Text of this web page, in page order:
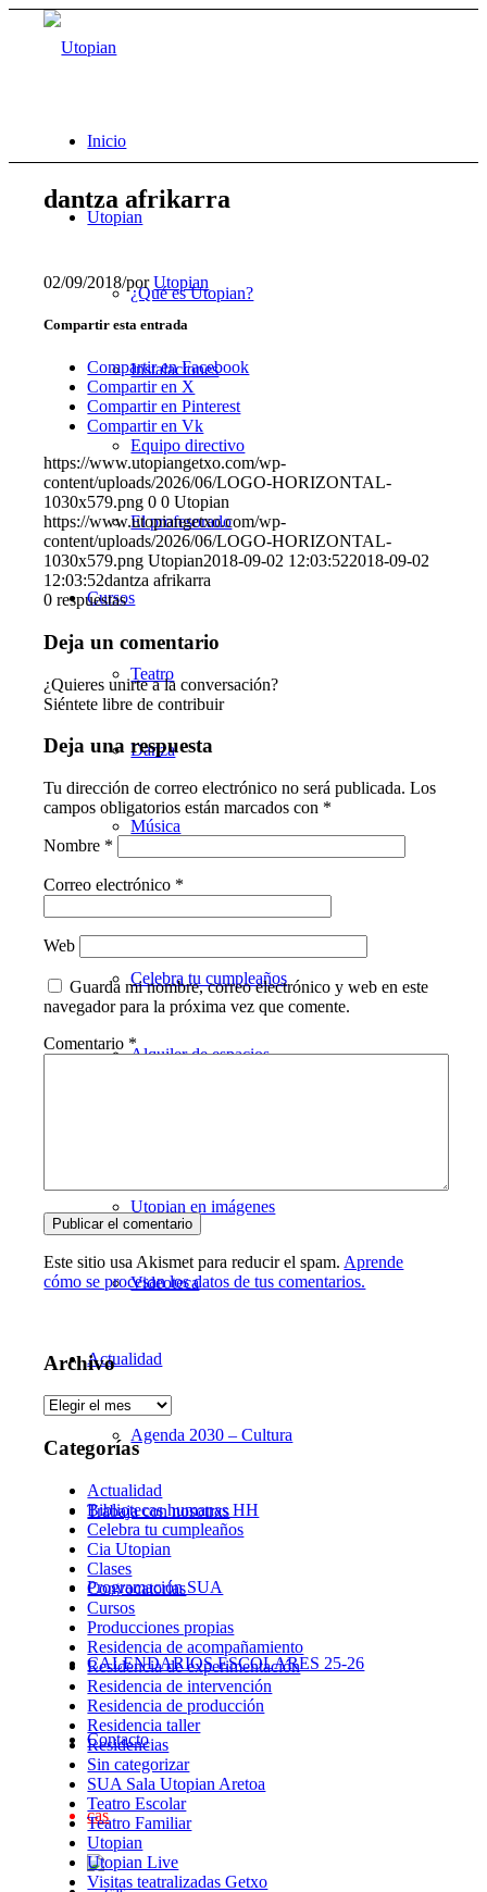
Inicio
Utopian
¿Qué es Utopian?
Instalaciones
Equipo directivo
El profesorado
Cursos
Teatro
Danza
Música
Otros servicios
Celebra tu cumpleaños
Alquiler de espacios
Utopian en imágenes
Videoteca
Actualidad
Agenda 2030 – Cultura
Trabaja con nosotrxs
Programación SUA
CALENDARIOS ESCOLARES 25-26
Contacto
cas
dantza afrikarra
02/09/2018/porUtopian
Compartir esta entrada
Compartir en Facebook
Compartir en X
Compartir en Pinterest
Compartir en Vk
https://www.utopiangetxo.com/wp-
content/uploads/2026/06/LOGO-HORIZONTAL-
1030x579.png 0 0 Utopian
https://www.utopiangetxo.com/wp-
content/uploads/2026/06/LOGO-HORIZONTAL-
1030x579.png Utopian2018-09-02 12:03:522018-09-02
12:03:52dantza afrikarra
0 respuestas
Deja un comentario
¿Quieres unirte a la conversación?
Siéntete libre de contribuir
Deja una respuesta
Tu dirección de correo electrónico no será publicada. Los
campos obligatorios están marcados con *
Nombre *
Correo electrónico *
Web
Guarda mi nombre, correo electrónico y web en este
navegador para la próxima vez que comente.
Comentario *
Este sitio usa Akismet para reducir el spam. Aprende
cómo se procesan los datos de tus comentarios.
Archivo
Archivo
Categorías
Actualidad
Bibliotecas humanas HH
Celebra tu cumpleaños
Cia Utopian
Clases
Convocatorias
Cursos
Producciones propias
Residencia de acompañamiento
Residencia de experimentación
Residencia de intervención
Residencia de producción
Residencia taller
Residencias
Sin categorizar
SUA Sala Utopian Aretoa
Teatro Escolar
Teatro Familiar
Utopian
Utopian Live
Visitas teatralizadas Getxo